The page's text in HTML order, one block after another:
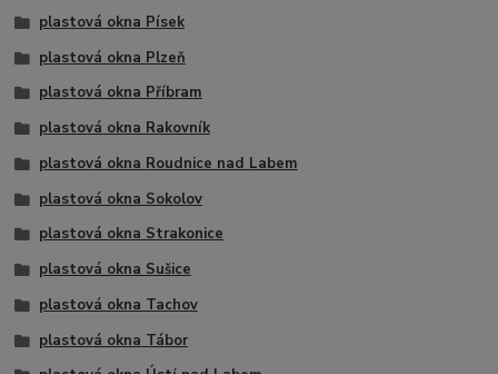
plastová okna Písek
plastová okna Plzeň
plastová okna Příbram
plastová okna Rakovník
plastová okna Roudnice nad Labem
plastová okna Sokolov
plastová okna Strakonice
plastová okna Sušice
plastová okna Tachov
plastová okna Tábor